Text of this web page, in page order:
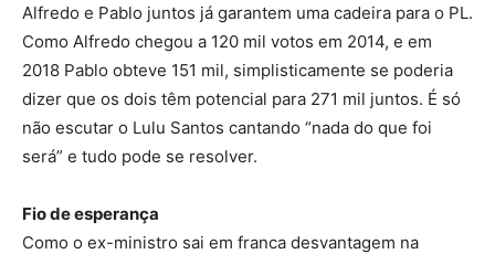
Alfredo e Pablo juntos já garantem uma cadeira para o PL.
Como Alfredo chegou a 120 mil votos em 2014, e em
2018 Pablo obteve 151 mil, simplisticamente se poderia
dizer que os dois têm potencial para 271 mil juntos. É só
não escutar o Lulu Santos cantando “nada do que foi
será” e tudo pode se resolver.
Fio de esperança
Como o ex-ministro sai em franca desvantagem na